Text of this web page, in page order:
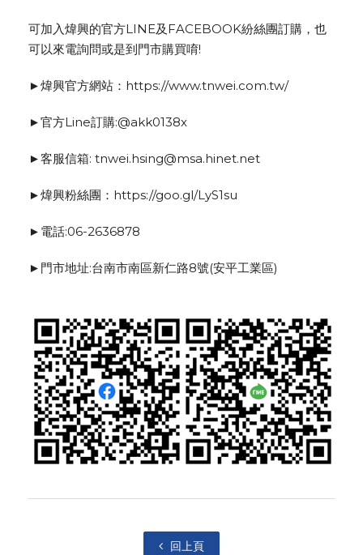
可加入煒興的官方LINE及FACEBOOK紛絲團訂購，也
可以來電詢問或是到門市購買唷!
►煒興官方網站：https://www.tnwei.com.tw/
►官方Line訂購:@akk0138x
►客服信箱: tnwei.hsing@msa.hinet.net
►煒興粉絲團：https://goo.gl/LyS1su
►電話:06-2636878
►門市地址:台南市南區新仁路8號(安平工業區)
回上頁